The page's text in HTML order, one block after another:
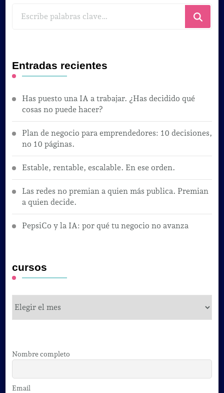
Entradas recientes
Has puesto una IA a trabajar. ¿Has decidido qué
cosas no puede hacer?
Plan de negocio para emprendedores: 10 decisiones,
no 10 páginas.
Estable, rentable, escalable. En ese orden.
Las redes no premian a quien más publica. Premian
a quien decide.
PepsiCo y la IA: por qué tu negocio no avanza
cursos
Nombre completo
Email